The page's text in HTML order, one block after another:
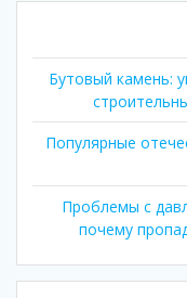
Бутовый камень:
Популярные
Проблемы с
почему